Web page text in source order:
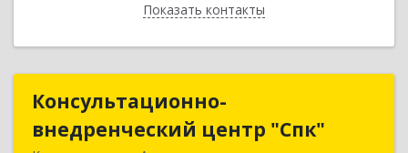
Показать контакты
Назад
Консультационно-
внедренческий центр "Спк"
Консультационно-
внедренческий центр "Спк"